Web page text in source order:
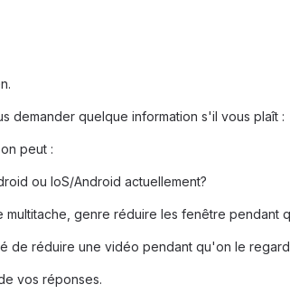
demander quelque information s'il vous plaît :
peut :
ou IoS/Android actuellement?
multitache, genre réduire les fenêtre pendant
de réduire une vidéo pendant qu'on le
vos réponses.